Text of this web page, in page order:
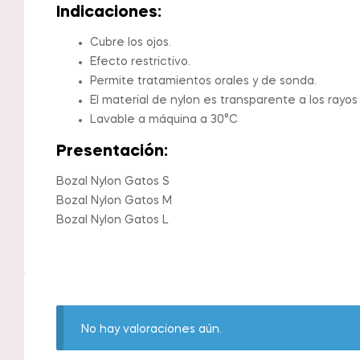
Indicaciones:
Cubre los ojos.
Efecto restrictivo.
Permite tratamientos orales y de sonda.
El material de nylon es transparente a los rayos
Lavable a máquina a 30°C
Presentación:
Bozal Nylon Gatos S
Bozal Nylon Gatos M
Bozal Nylon Gatos L
No hay valoraciones aún.